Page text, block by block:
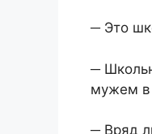
​─ Это
​─
мужем в
​─ Вряд